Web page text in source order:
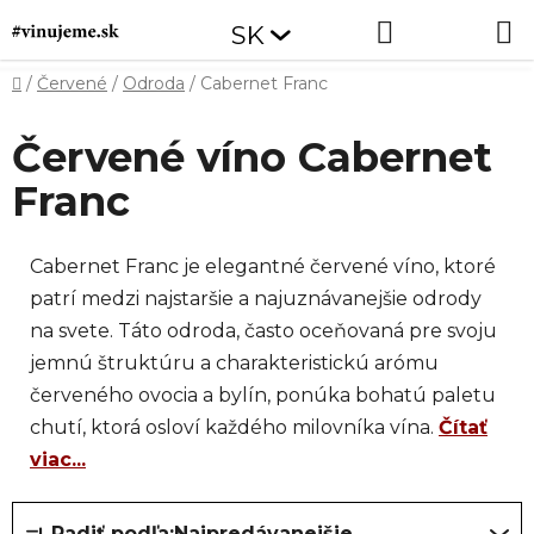
na
obsah
SK
Domov
/ Červené / Odroda / Cabernet Franc
Červené víno Cabernet
Franc
Cabernet Franc je elegantné červené víno, ktoré
patrí medzi najstaršie a najuznávanejšie odrody
na svete. Táto odroda, často oceňovaná pre svoju
jemnú štruktúru a charakteristickú arómu
červeného ovocia a bylín, ponúka bohatú paletu
chutí, ktorá osloví každého milovníka vína. Čítať
viac...